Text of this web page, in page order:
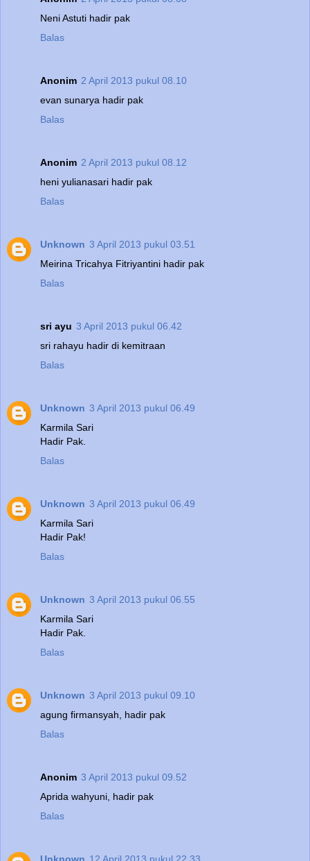
Neni Astuti hadir pak
Balas
Anonim 2 April 2013 pukul 08.10
evan sunarya hadir pak
Balas
Anonim 2 April 2013 pukul 08.12
heni yulianasari hadir pak
Balas
Unknown 3 April 2013 pukul 03.51
Meirina Tricahya Fitriyantini hadir pak
Balas
sri ayu 3 April 2013 pukul 06.42
sri rahayu hadir di kemitraan
Balas
Unknown 3 April 2013 pukul 06.49
Karmila Sari
Hadir Pak.
Balas
Unknown 3 April 2013 pukul 06.49
Karmila Sari
Hadir Pak!
Balas
Unknown 3 April 2013 pukul 06.55
Karmila Sari
Hadir Pak.
Balas
Unknown 3 April 2013 pukul 09.10
agung firmansyah, hadir pak
Balas
Anonim 3 April 2013 pukul 09.52
Aprida wahyuni, hadir pak
Balas
Unknown 12 April 2013 pukul 22.33